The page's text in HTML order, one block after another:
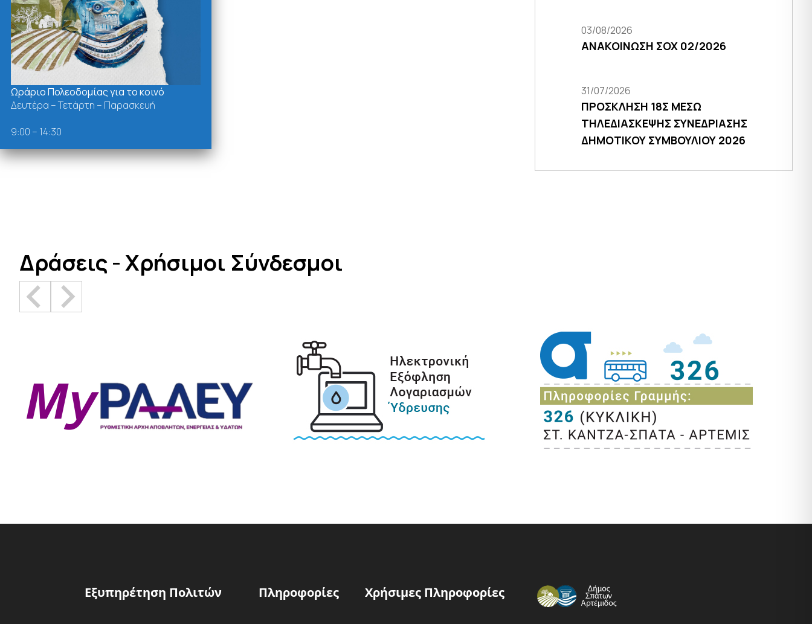
03/08/2026
ΑΝΑΚΟΙΝΩΣΗ ΣΟΧ 02/2026
31/07/2026
ΠΡΟΣΚΛΗΣΗ 18Σ ΜΕΣΩ
ΤΗΛΕΔΙΑΣΚΕΨΗΣ ΣΥΝΕΔΡΙΑΣΗΣ
ΔΗΜΟΤΙΚΟΥ ΣΥΜΒΟΥΛΙΟΥ 2026
Δράσεις - Χρήσιμοι Σύνδεσμοι
Εξυπηρέτηση Πολιτών Πληροφορίες Χρήσιμες Πληροφορίες
Ωράριο Πολεοδομίας για το κοινό
Δευτέρα – Τετάρτη – Παρασκευή
9:00 – 14:30